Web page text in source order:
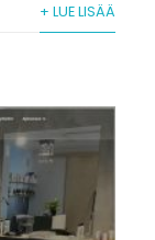
+ LUE LISÄÄ